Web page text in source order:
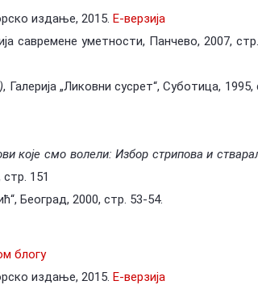
издање, 2015. Е-верзија
савремене уметности, Панчево, 2007,
, Галерија „Ликовни сусрет“, Суботица, 1995,
које смо волели: Избор стрипова и
151
Београд, 2000, стр. 53-54.
блогу
издање, 2015. Е-верзија